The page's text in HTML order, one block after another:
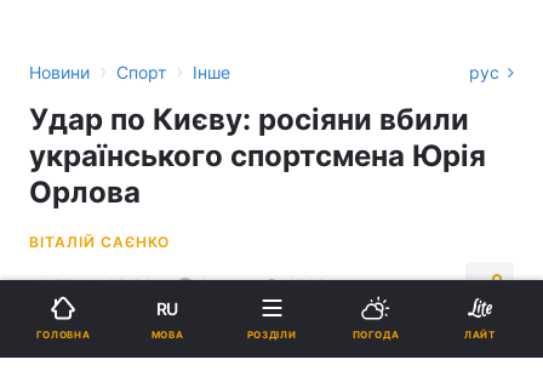
Новини › Спорт › Інше рус
Удар по Києву: росіяни вбили
українського спортсмена Юрія
Орлова
ВІТАЛІЙ САЄНКО
18:57, 14.05.26 2 хв. 2732
Підпишіться на нас в Google
ГОЛОВНА
RU
МОВА РОЗДІЛИ ПОГОДА ЛАЙТ